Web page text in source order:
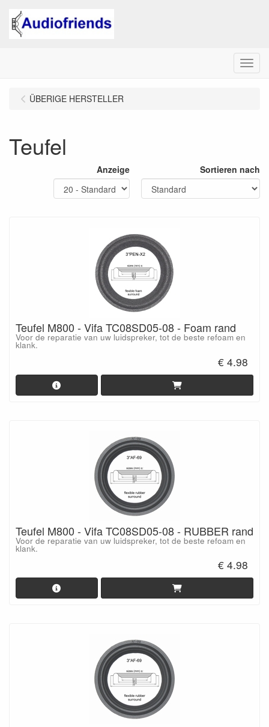
Menu
ÜBERIGE HERSTELLER
Teufel
Anzeige Sortieren nach
Teufel M800 - Vifa TC08SD05-08 - Foam rand
Voor de reparatie van uw luidspreker, tot de beste refoam en
klank.
€ 4.98
Teufel M800 - Vifa TC08SD05-08 - RUBBER rand
Voor de reparatie van uw luidspreker, tot de beste refoam en
klank.
€ 4.98